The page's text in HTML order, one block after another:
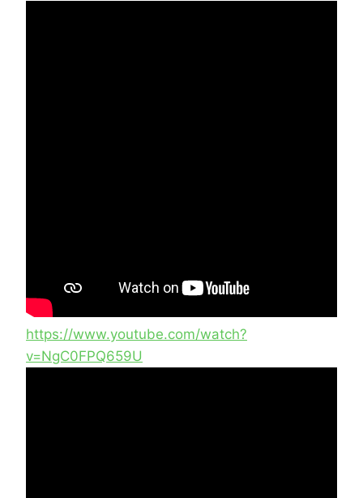
https://www.youtube.com/watch?
v=NgC0FPQ659U